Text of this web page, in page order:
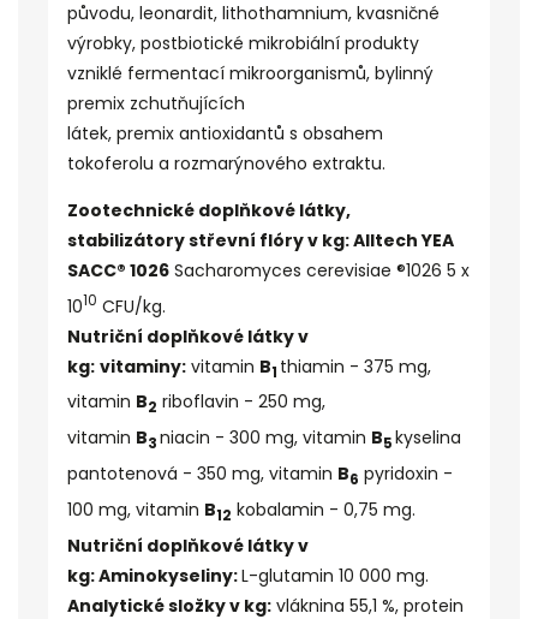
původu, leonardit, lithothamnium, kvasničné
výrobky, postbiotické mikrobiální produkty
vzniklé fermentací mikroorganismů, bylinný
premix zchutňujících
látek, premix antioxidantů s obsahem
tokoferolu a rozmarýnového extraktu.
Zootechnické doplňkové látky,
stabilizátory střevní flóry v kg: Alltech YEA
SACC® 1026 Sacharomyces cerevisiae ®1026 5 x
1010 CFU/kg.
Nutriční doplňkové látky v
kg: vitaminy: vitamin B1 thiamin - 375 mg,
vitamin B2 riboflavin - 250 mg,
vitamin B3niacin - 300 mg, vitamin B5kyselina
pantotenová - 350 mg, vitamin B6 pyridoxin -
100 mg, vitamin B12 kobalamin - 0,75 mg.
Nutriční doplňkové látky v
kg:Aminokyseliny:L-glutamin 10 000 mg.
Analytické složky v kg: vláknina 55,1 %, protein